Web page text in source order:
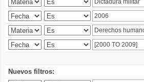
Nuevos filtros: